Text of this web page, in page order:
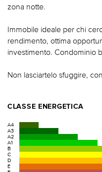
zona notte.
Immobile ideale per chi
rendimento, ottima
investimento. Condominio
Non lasciartelo sfuggire,
CLASSE ENERGETICA
A4
A3
A2
A1
B
C
D
E